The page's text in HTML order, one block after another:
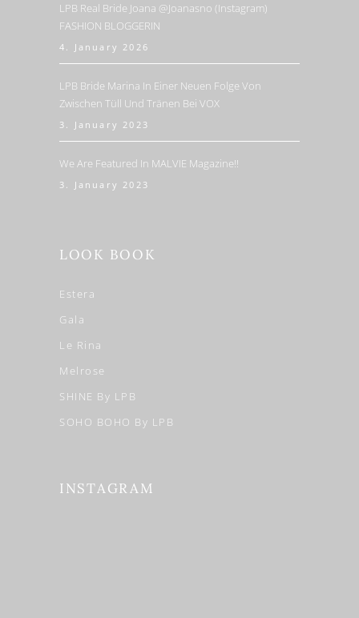
LPB Real Bride Joana @joanasno (Instagram)
FASHION BLOGGERIN
4. January 2026
LPB Bride Marina In Einer Neuen Folge Von
Zwischen Tüll Und Tränen Bei VOX
3. January 2023
We Are Featured In MALVIE Magazine!!
3. January 2023
LOOK BOOK
Estera
Gala
Le Rina
Melrose
SHINE By LPB
SOHO BOHO By LPB
INSTAGRAM